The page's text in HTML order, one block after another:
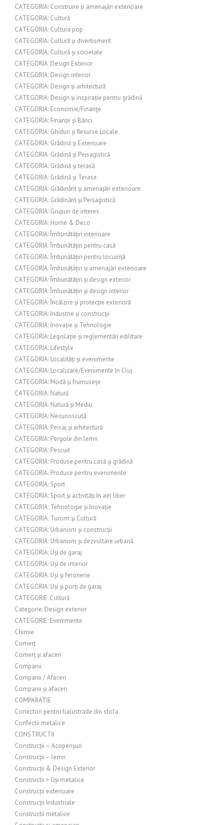
CATEGORIA: Construire și amenajări exterioare
CATEGORIA: Cultură
CATEGORIA: Cultura pop
CATEGORIA: Cultură și divertisment
CATEGORIA: Cultură și societate
CATEGORIA: Design Exterior
CATEGORIA: Design interior
CATEGORIA: Design și arhitectură
CATEGORIA: Design și inspirație pentru grădină
CATEGORIA: Economie/Finanțe
CATEGORIA: Finanțe și Bănci
CATEGORIA: Ghiduri și Resurse Locale
CATEGORIA: Grădină și Exterioare
CATEGORIA: Grădină și Peisagistică
CATEGORIA: Grădină și terasă
CATEGORIA: Grădină și Terase
CATEGORIA: Grădinărit și amenajări exterioare
CATEGORIA: Grădinărit și Peisagistică
CATEGORIA: Grupuri de interes
CATEGORIA: Home & Deco
CATEGORIA: Îmbunătățiri interioare
CATEGORIA: Îmbunătățiri pentru casă
CATEGORIA: Îmbunătățiri pentru locuință
CATEGORIA: Îmbunătățiri și amenajări exterioare
CATEGORIA: Îmbunătățiri și design exterior
CATEGORIA: Îmbunătățiri și design interior
CATEGORIA: Încălzire și protecție exterioră
CATEGORIA: Industrie și construcții
CATEGORIA: Inovație și Tehnologie
CATEGORIA: Legislație și reglementări edilitare
CATEGORIA: Lifestyle
CATEGORIA: Localități și evenimente
CATEGORIA: Localizare/Evenimente în Cluj
CATEGORIA: Modă și frumusețe
CATEGORIA: Natură
CATEGORIA: Natură și Mediu
CATEGORIA: Necunoscută
CATEGORIA: Peisaj și arhitectură
CATEGORIA: Pergole din lemn
CATEGORIA: Pescuit
CATEGORIA: Produse pentru casă și grădină
CATEGORIA: Produse pentru evenimente
CATEGORIA: Sport
CATEGORIA: Sport și activități în aer liber
CATEGORIA: Tehnologie și Inovație
CATEGORIA: Turism și Cultură
CATEGORIA: Urbanism și construcții
CATEGORIA: Urbanism și dezvoltare urbană
CATEGORIA: Uși de garaj
CATEGORIA: Uși de interior
CATEGORIA: Uși și feronerie
CATEGORIA: Uși și porți de garaj
CATEGORIE: Cultură
Categorie: Design exterior
CATEGORIE: Evenimente
Chimie
Comerț
Comerț și afaceri
Companii
Companii / Afaceri
Companii și afaceri
COMPARATIE
Conectori pentru balustrade din sticla
Confectii metalice
CONSTRUCTII
Construcții – Acoperișuri
Construcții – lemn
Construcții & Design Exterior
Constructii > Uși metalice
Construcții exterioare
Construcții Industriale
Constructii metalice